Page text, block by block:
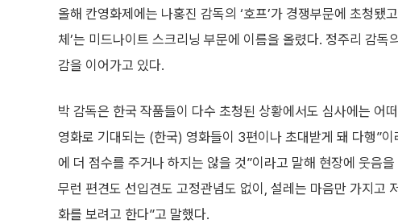
올해 칸영화제에는 나홍진 감독의 ‘호프’가 경쟁부문에 초청됐
체’는 미드나이트 스크리닝 부문에 이름을 올렸다. 정주리 감독
감을 이어가고 있다.
박 감독은 한국 작품들이 다수 초청된 상황에서도 심사에는 어
영화로 기대되는 (한국) 영화들이 3편이나 초대받게 돼 다행”
에 더 점수를 주거나 하지는 않을 것”이라고 말해 현장에 웃음
무런 편견도 선입견도 고정관념도 없이, 설레는 마음만 가지고
화를 보려고 한다”고 말했다.